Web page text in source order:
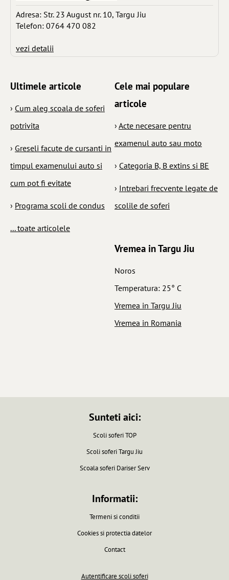
Adresa: Str. 23 August nr. 10, Targu Jiu
Telefon: 0764 470 082
vezi detalii
Ultimele articole
› Cum aleg scoala de soferi
potrivita
› Greseli facute de cursanti in
timpul examenului auto si
cum pot fi evitate
› Programa scoli de condus
... toate articolele
Cele mai populare
articole
› Acte necesare pentru
examenul auto sau moto
› Categoria B, B extins si BE
› Intrebari frecvente legate de
scolile de soferi
Vremea in Targu Jiu
Noros
Temperatura: 25° C
Vremea in Targu Jiu
Vremea in Romania
Sunteti aici:
Scoli soferi TOP
Scoli soferi Targu Jiu
Scoala soferi Dariser Serv
Informatii:
Termeni si conditii
Cookies si protectia datelor
Contact
Autentificare scoli soferi